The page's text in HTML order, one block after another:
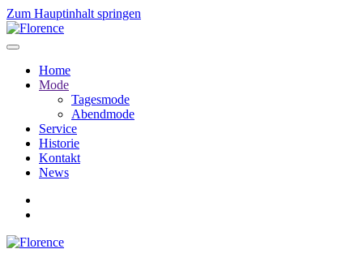
Zum Hauptinhalt springen
Home
Mode
Tagesmode
Abendmode
Service
Historie
Kontakt
News